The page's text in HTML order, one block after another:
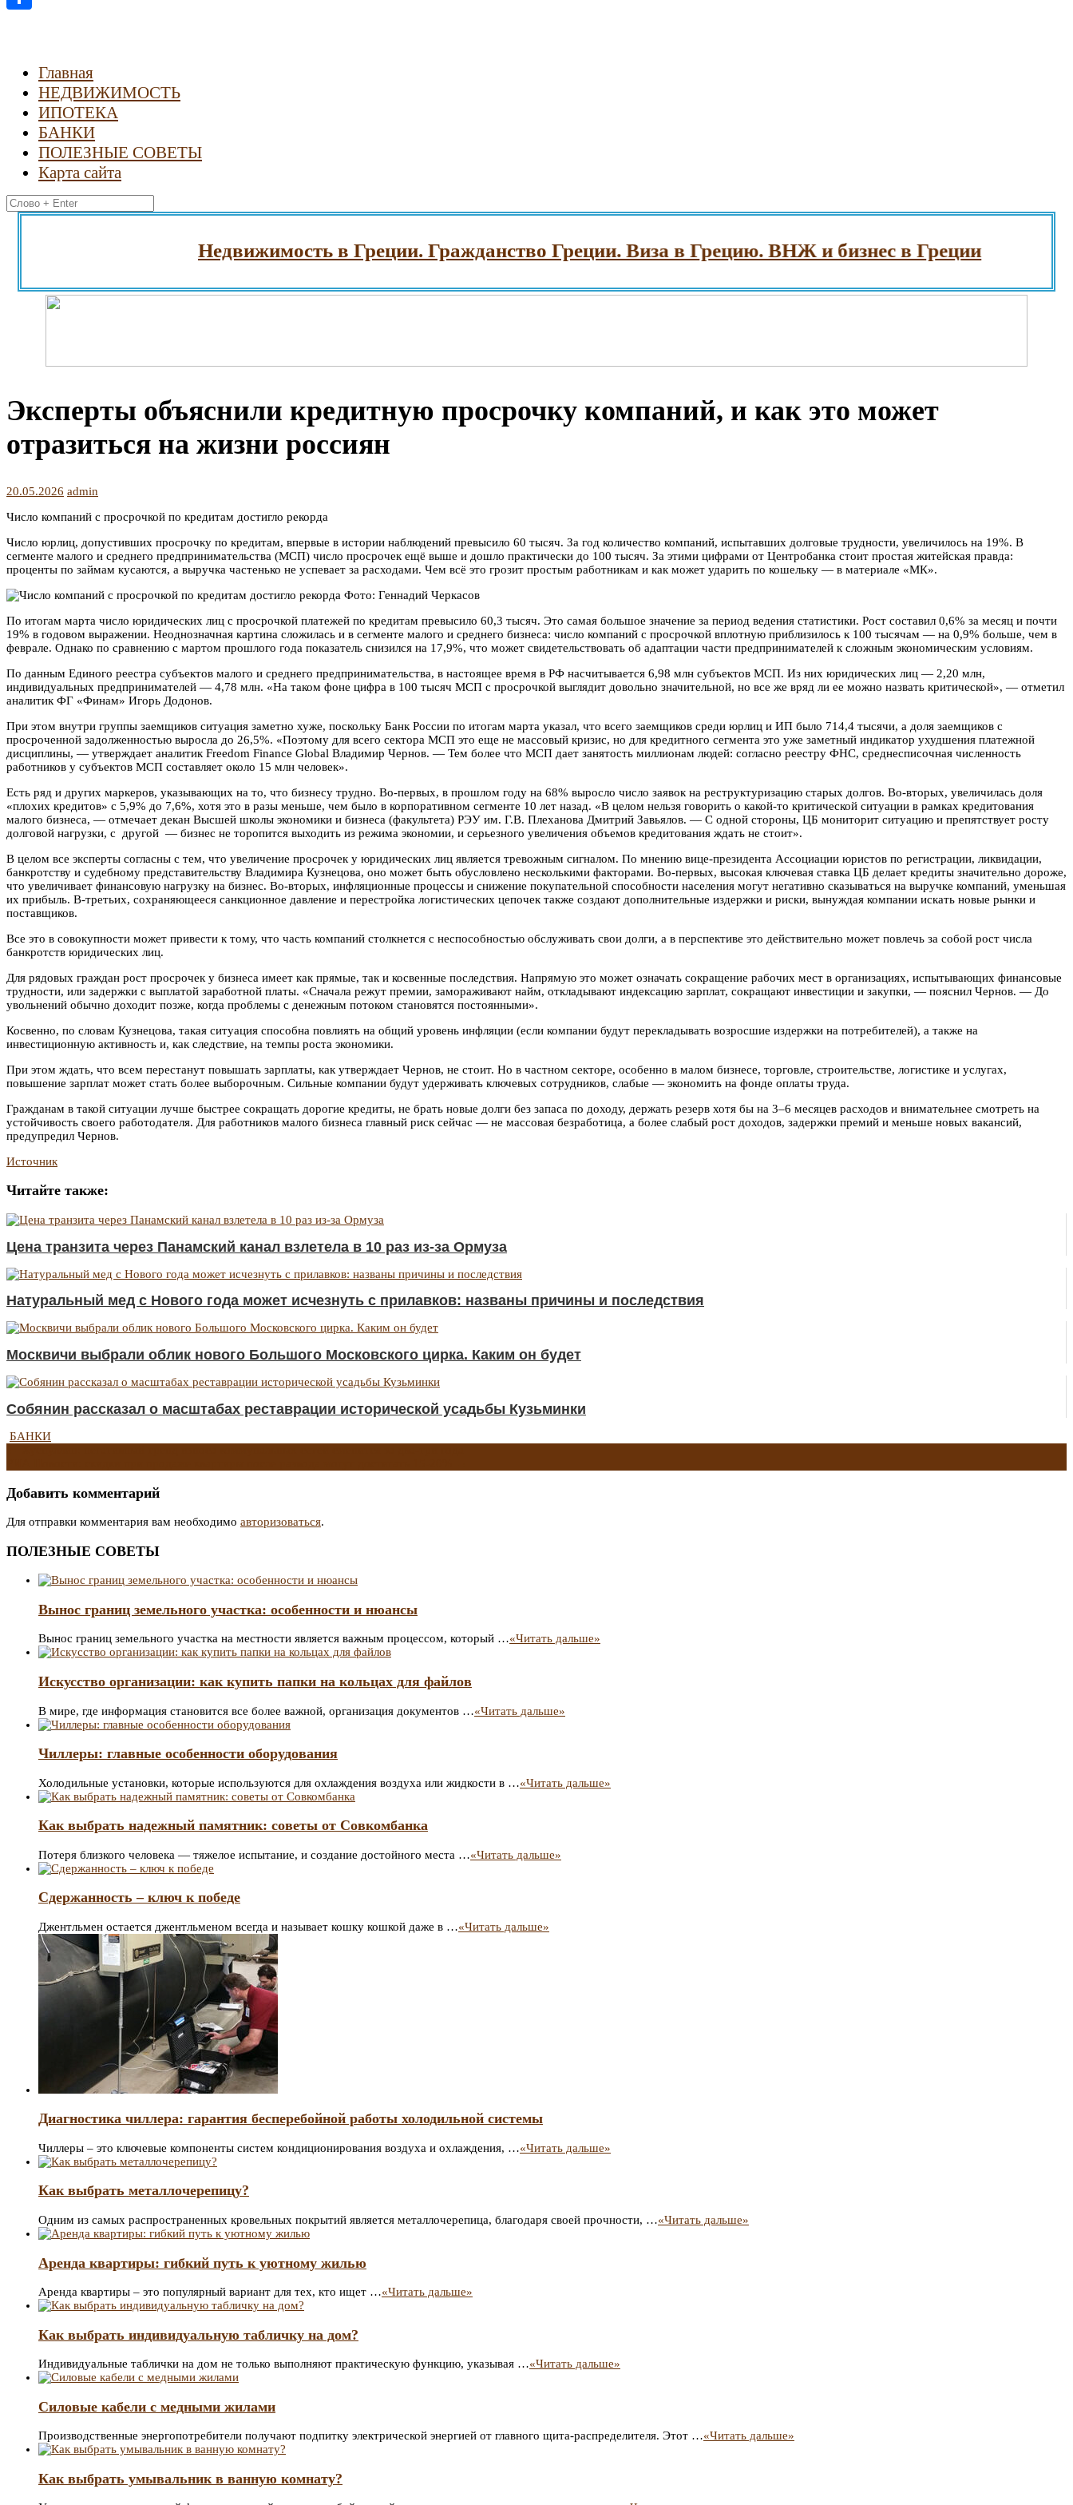
Главная
НЕДВИЖИМОСТЬ
ИПОТЕКА
БАНКИ
ПОЛЕЗНЫЕ СОВЕТЫ
Карта сайта
Найти:
Недвижимость в Греции. Гражданство Греции. Виза в Грецию. ВНЖ и бизнес в Греции
Эксперты объяснили кредитную просрочку компаний, и как это может
отразиться на жизни россиян
20.05.2026 admin
Число компаний с просрочкой по кредитам достигло рекорда
Число юрлиц, допустивших просрочку по кредитам, впервые в истории наблюдений превысило 60 тысяч. За год количество компаний, испытавших долговые трудности, увеличилось на 19%. В
сегменте малого и среднего предпринимательства (МСП) число просрочек ещё выше и дошло практически до 100 тысяч. За этими цифрами от Центробанка стоит простая житейская правда:
проценты по займам кусаются, а выручка частенько не успевает за расходами. Чем всё это грозит простым работникам и как может ударить по кошельку — в материале «МК».
Фото: Геннадий Черкасов
По итогам марта число юридических лиц с просрочкой платежей по кредитам превысило 60,3 тысяч. Это самая большое значение за период ведения статистики. Рост составил 0,6% за месяц и почти
19% в годовом выражении. Неоднозначная картина сложилась и в сегменте малого и среднего бизнеса: число компаний с просрочкой вплотную приблизилось к 100 тысячам — на 0,9% больше, чем в
феврале. Однако по сравнению с мартом прошлого года показатель снизился на 17,9%, что может свидетельствовать об адаптации части предпринимателей к сложным экономическим условиям.
По данным Единого реестра субъектов малого и среднего предпринимательства, в настоящее время в РФ насчитывается 6,98 млн субъектов МСП. Из них юридических лиц — 2,20 млн,
индивидуальных предпринимателей — 4,78 млн. «На таком фоне цифра в 100 тысяч МСП с просрочкой выглядит довольно значительной, но все же вряд ли ее можно назвать критической», — отметил
аналитик ФГ «Финам» Игорь Додонов.
При этом внутри группы заемщиков ситуация заметно хуже, поскольку Банк России по итогам марта указал, что всего заемщиков среди юрлиц и ИП было 714,4 тысячи, а доля заемщиков с
просроченной задолженностью выросла до 26,5%. «Поэтому для всего сектора МСП это еще не массовый кризис, но для кредитного сегмента это уже заметный индикатор ухудшения платежной
дисциплины, — утверждает аналитик Freedom Finance Global Владимир Чернов. — Тем более что МСП дает занятость миллионам людей: согласно реестру ФНС, среднесписочная численность
работников у субъектов МСП составляет около 15 млн человек».
Есть ряд и других маркеров, указывающих на то, что бизнесу трудно. Во-первых, в прошлом году на 68% выросло число заявок на реструктуризацию старых долгов. Во-вторых, увеличилась доля
«плохих кредитов» с 5,9% до 7,6%, хотя это в разы меньше, чем было в корпоративном сегменте 10 лет назад. «В целом нельзя говорить о какой-то критической ситуации в рамках кредитования
малого бизнеса, — отмечает декан Высшей школы экономики и бизнеса (факультета) РЭУ им. Г.В. Плеханова Дмитрий Завьялов. — С одной стороны, ЦБ мониторит ситуацию и препятствует росту
долговой нагрузки, с другой — бизнес не торопится выходить из режима экономии, и серьезного увеличения объемов кредитования ждать не стоит».
В целом все эксперты согласны с тем, что увеличение просрочек у юридических лиц является тревожным сигналом. По мнению вице-президента Ассоциации юристов по регистрации, ликвидации,
банкротству и судебному представительству Владимира Кузнецова, оно может быть обусловлено несколькими факторами. Во-первых, высокая ключевая ставка ЦБ делает кредиты значительно дороже,
что увеличивает финансовую нагрузку на бизнес. Во-вторых, инфляционные процессы и снижение покупательной способности населения могут негативно сказываться на выручке компаний, уменьшая
их прибыль. В-третьих, сохраняющееся санкционное давление и перестройка логистических цепочек также создают дополнительные издержки и риски, вынуждая компании искать новые рынки и
поставщиков.
Все это в совокупности может привести к тому, что часть компаний столкнется с неспособностью обслуживать свои долги, а в перспективе это действительно может повлечь за собой рост числа
банкротств юридических лиц.
Для рядовых граждан рост просрочек у бизнеса имеет как прямые, так и косвенные последствия. Напрямую это может означать сокращение рабочих мест в организациях, испытывающих финансовые
трудности, или задержки с выплатой заработной платы. «Сначала режут премии, замораживают найм, откладывают индексацию зарплат, сокращают инвестиции и закупки, — пояснил Чернов. — До
увольнений обычно доходит позже, когда проблемы с денежным потоком становятся постоянными».
Косвенно, по словам Кузнецова, такая ситуация способна повлиять на общий уровень инфляции (если компании будут перекладывать возросшие издержки на потребителей), а также на
инвестиционную активность и, как следствие, на темпы роста экономики.
При этом ждать, что всем перестанут повышать зарплаты, как утверждает Чернов, не стоит. Но в частном секторе, особенно в малом бизнесе, торговле, строительстве, логистике и услугах,
повышение зарплат может стать более выборочным. Сильные компании будут удерживать ключевых сотрудников, слабые — экономить на фонде оплаты труда.
Гражданам в такой ситуации лучше быстрее сокращать дорогие кредиты, не брать новые долги без запаса по доходу, держать резерв хотя бы на 3–6 месяцев расходов и внимательнее смотреть на
устойчивость своего работодателя. Для работников малого бизнеса главный риск сейчас — не массовая безработица, а более слабый рост доходов, задержки премий и меньше новых вакансий,
предупредил Чернов.
Источник
Читайте также:
Цена транзита через Панамский канал взлетела в 10 раз из-за Ормуза
Натуральный мед с Нового года может исчезнуть с прилавков: названы причины и последствия
Москвичи выбрали облик нового Большого Московского цирка. Каким он будет
Собянин рассказал о масштабах реставрации исторической усадьбы Кузьминки
БАНКИ
по
записям
Добавить комментарий
Для отправки комментария вам необходимо авторизоваться.
ПОЛЕЗНЫЕ СОВЕТЫ
Вынос границ земельного участка: особенности и нюансы
Вынос границ земельного участка на местности является важным процессом, который …«Читать дальше»
Искусство организации: как купить папки на кольцах для файлов
В мире, где информация становится все более важной, организация документов …«Читать дальше»
Чиллеры: главные особенности оборудования
Холодильные установки, которые используются для охлаждения воздуха или жидкости в …«Читать дальше»
Как выбрать надежный памятник: советы от Совкомбанка
Потеря близкого человека — тяжелое испытание, и создание достойного места …«Читать дальше»
Сдержанность – ключ к победе
Джентльмен остается джентльменом всегда и называет кошку кошкой даже в …«Читать дальше»
Диагностика чиллера: гарантия бесперебойной работы холодильной системы
Чиллеры – это ключевые компоненты систем кондиционирования воздуха и охлаждения, …«Читать дальше»
Как выбрать металлочерепицу?
Одним из самых распространенных кровельных покрытий является металлочерепица, благодаря своей прочности, …«Читать дальше»
Аренда квартиры: гибкий путь к уютному жилью
Аренда квартиры – это популярный вариант для тех, кто ищет …«Читать дальше»
Как выбрать индивидуальную табличку на дом?
Индивидуальные таблички на дом не только выполняют практическую функцию, указывая …«Читать дальше»
Силовые кабели с медными жилами
Производственные энергопотребители получают подпитку электрической энергией от главного щита-распределителя. Этот …«Читать дальше»
Как выбрать умывальник в ванную комнату?